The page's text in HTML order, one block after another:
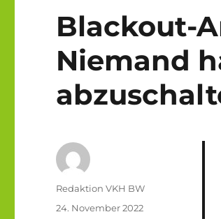
Blackout-
Niemand
Autor
Redaktion VKH BW
Veröffentlicht
24. November 2022